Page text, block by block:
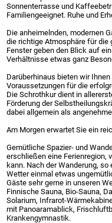
Sonnenterrasse und
Familiengeeignet. Ruhe und
Die anheimelnden, modernen
die richtige Atmosphäre für die
Fenster geben den Blick auf
Verhältnisse etwas ganz
Darüberhinaus bieten wir
Voraussetzungen für die
Die Schrothkur dient in
Förderung der
dabei allgemein als
Am Morgen erwartet Sie ein
Gemütliche Spazier- und
erschließen eine Ferienregion,
kann. Nach der Wanderung,
Wetter einmal etwas
Gäste sehr gerne in unseren
Finnische Sauna, Bio-Sauna,
Solarium, Infrarot-
mit Panoaramablick,
Krankengymnastik.